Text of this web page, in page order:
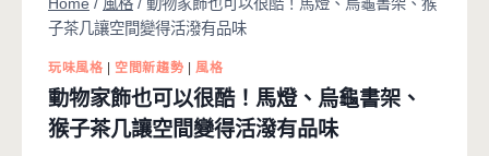
子茶几讓空間變得活潑有品味
玩味風格 | 空間新趨勢 | 風格
動物家飾也可以很酷！馬燈、烏龜書架、
猴子茶几讓空間變得活潑有品味